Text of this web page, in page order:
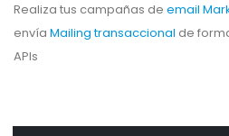
Realiza tus campañas de email
envía Mailing transaccional de
APIs